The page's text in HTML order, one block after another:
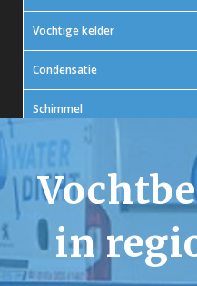
Vochtige kelder
Condensatie
Schimmel
In actie
Contact
in